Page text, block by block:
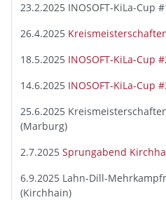
23.2.2025 INOSOFT-KiLa-Cup
26.4.2025
18.5.2025 INOSOFT-KiLa-Cup
14.6.2025 INOSOFT-KiLa-Cup
25.6.2025
(Marburg)
2.7.2025 Sprungabend
6.9.2025 Lahn-Dill-
(Kirchhain)